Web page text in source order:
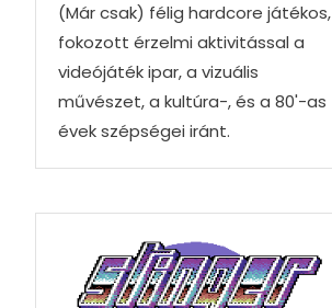
(Már csak) félig hardcore játékos,
fokozott érzelmi aktivitással a
videójáték ipar, a vizuális
művészet, a kultúra-, és a 80'-as
évek szépségei iránt.